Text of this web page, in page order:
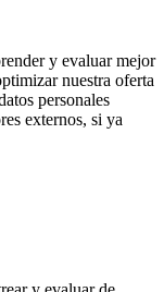
y evaluar mejor
nuestra oferta
personales
externos, si ya